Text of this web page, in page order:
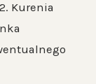
Kurenia